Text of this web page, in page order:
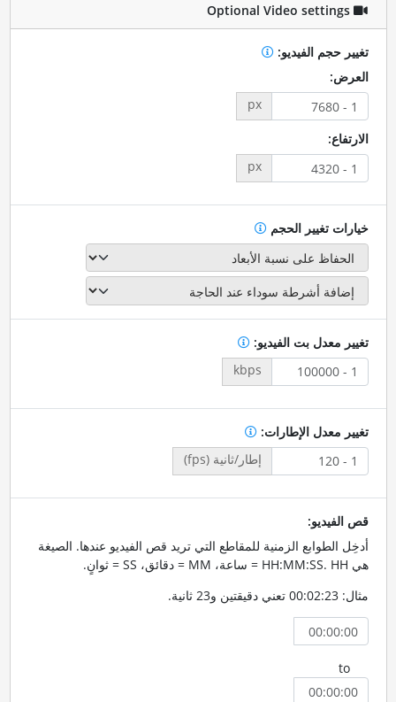
Optional Video settings
تغيير حجم الفيديو:
العرض:
px
الارتفاع:
px
خيارات تغيير الحجم
تغيير معدل بت الفيديو:
kbps
تغيير معدل الإطارات:
إطار/ثانية (fps)
قص الفيديو:
أدخِل الطوابع الزمنية للمقاطع التي تريد قص الفيديو عندها. الصيغة
هي HH:MM:SS. HH = ساعة، MM = دقائق، SS = ثوانٍ.
مثال: 00:02:23 تعني دقيقتين و23 ثانية.
to